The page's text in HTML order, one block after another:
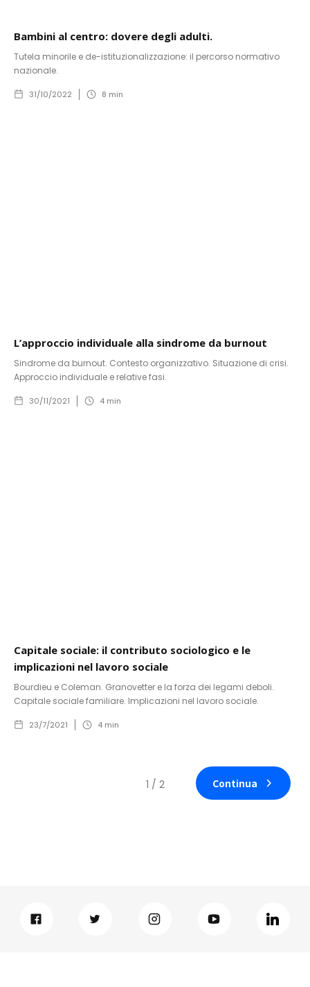
Bambini al centro: dovere degli adulti.
Tutela minorile e de-istituzionalizzazione: il percorso normativo
nazionale.
31/10/2022 8 min
L’approccio individuale alla sindrome da burnout
Sindrome da burnout. Contesto organizzativo. Situazione di crisi.
Approccio individuale e relative fasi.
30/11/2021 4 min
Capitale sociale: il contributo sociologico e le
implicazioni nel lavoro sociale
Bourdieu e Coleman. Granovetter e la forza dei legami deboli.
Capitale sociale familiare. Implicazioni nel lavoro sociale.
23/7/2021 4 min
1 / 2 Continua